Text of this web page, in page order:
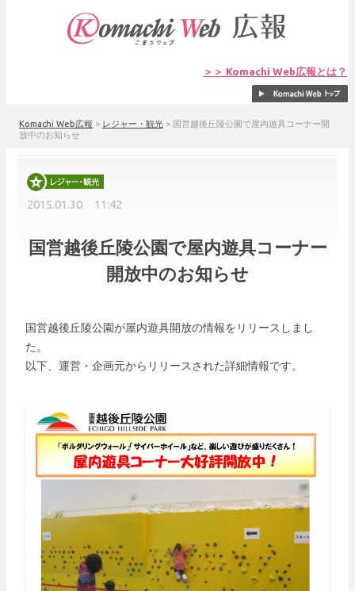
＞＞ Komachi Web広報とは？
Komachi Web広報 > レジャー・観光 > 国営越後丘陵公園で屋内遊具コーナー開
放中のお知らせ
2015.01.30 11:42
国営越後丘陵公園で屋内遊具コーナー
開放中のお知らせ
国営越後丘陵公園が屋内遊具開放の情報をリリースしまし
た。
以下、運営・企画元からリリースされた詳細情報です。